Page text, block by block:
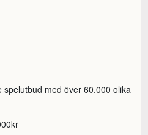
spelutbud med över 60.000 olika